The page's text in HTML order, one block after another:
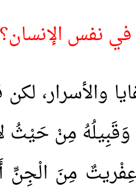
نفس الإنسان؟
والأسرار،
وَقَبِيلُهُ مِنْ حَيْثُ
مِنَ